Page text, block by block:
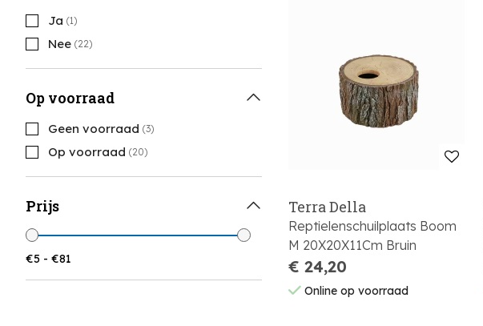
Ja (1)
Nee (22)
Op voorraad
Geen voorraad (3)
Op voorraad (20)
Prijs Terra Della
Reptielenschuilplaats Boom
M 20X20X11Cm Bruin
€ 24,20
Online op voorraad